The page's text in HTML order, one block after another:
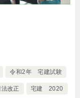
令和2年 宅建試験
改正 宅建 2020